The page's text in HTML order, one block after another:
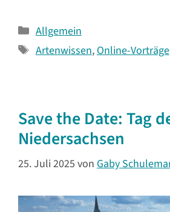
Kategorien
Allgemein
Schlagwörter
Artenwissen, Online-Vorträge
Save the Date: Tag
Niedersachsen
25. Juli 2025 von Gaby